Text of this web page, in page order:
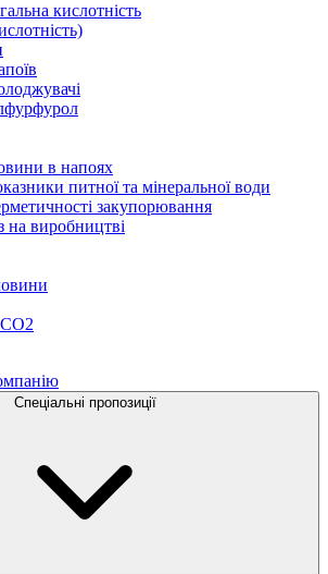
кислотність
в напоях
питної та мінеральної води
закупорювання
на виробництві
СО2
Спеціальні пропозиції